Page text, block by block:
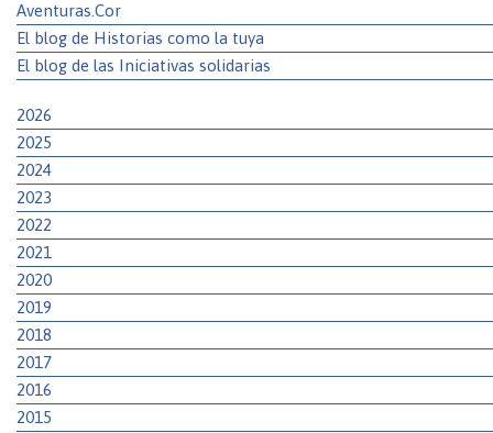
Aventuras.Cor
El blog de Historias como la tuya
El blog de las Iniciativas solidarias
2026
2025
2024
2023
2022
2021
2020
2019
2018
2017
2016
2015